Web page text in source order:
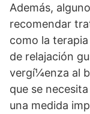
Además,
recomendar
como la
de relajación
vergí¼enza al
que se
una medida